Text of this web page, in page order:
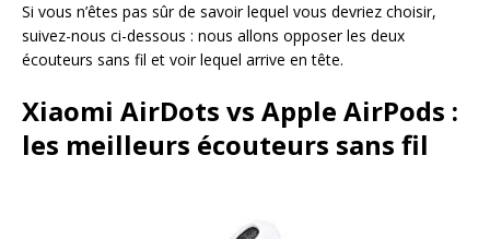
Si vous n’êtes pas sûr de savoir lequel vous devriez choisir,
suivez-nous ci-dessous : nous allons opposer les deux
écouteurs sans fil et voir lequel arrive en tête.
Xiaomi AirDots vs Apple AirPods :
les meilleurs écouteurs sans fil